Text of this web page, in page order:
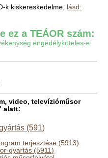
k kiskereskedelme, lásd:
ez a TEÁOR szám:
engedélyköteles-e:
video, televízióműsor
alatt:
(591)
terjesztése (5913)
gyártás (5911)